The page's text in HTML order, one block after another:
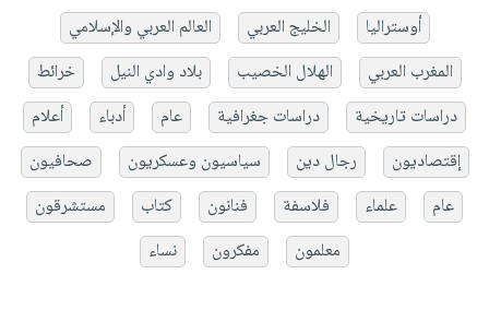
أوستراليا
الخليج العربي
العالم العربي والإسلامي
المغرب العربي
الهلال الخصيب بلاد وادي النيل
خرائط
دراسات تاريخية
دراسات جغرافية عام أدباء
أعلام
إقتصاديون
رجال دين سياسيون وعسكريون
صحافيون
عام
علماء فلاسفة فنانون كتاب
مستشرقون
معلمون
مفكرون نساء